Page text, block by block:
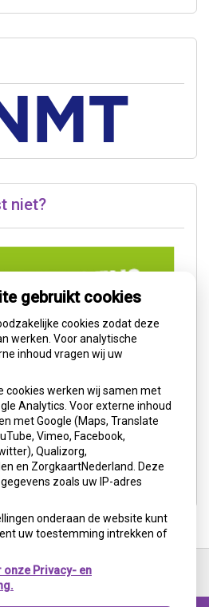
niet?
gebruikt cookies
cookies zodat deze
werken. Voor analytische
inhoud vragen wij uw
cookies werken wij samen met
Analytics. Voor externe inhoud
met Google (Maps, Translate
Vimeo, Facebook,
Qualizorg,
en ZorgkaartNederland. Deze
zoals uw IP-adres
onderaan de website kunt
uw toestemming intrekken of
onze Privacy- en